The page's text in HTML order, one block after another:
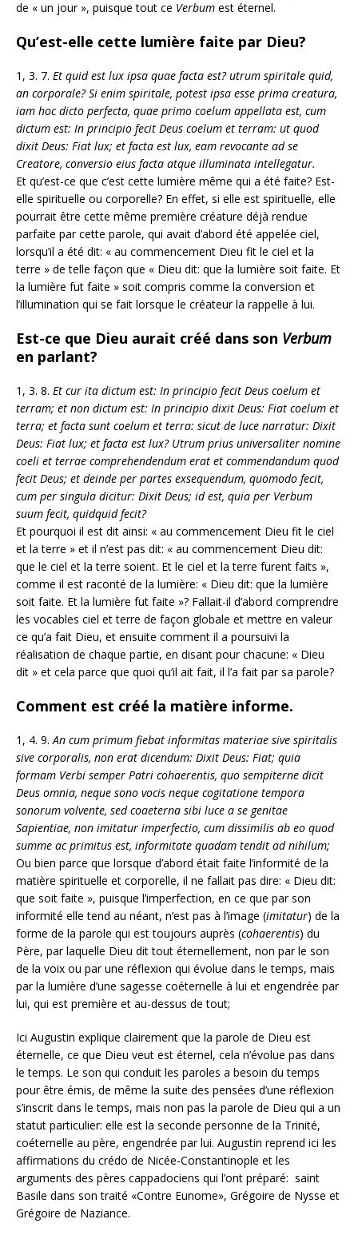
de « un jour », puisque tout ce Verbum est éternel.
Qu’est-elle cette lumière faite par Dieu?
1, 3. 7. Et quid est lux ipsa quae facta est? utrum spiritale quid,
an corporale? Si enim spiritale, potest ipsa esse prima creatura,
iam hoc dicto perfecta, quae primo coelum appellata est, cum
dictum est: In principio fecit Deus coelum et terram: ut quod
dixit Deus: Fiat lux; et facta est lux, eam revocante ad se
Creatore, conversio eius facta atque illuminata intellegatur.
Et qu’est-ce que c’est cette lumière même qui a été faite? Est-
elle spirituelle ou corporelle? En effet, si elle est spirituelle, elle
pourrait être cette même première créature déjà rendue
parfaite par cette parole, qui avait d’abord été appelée ciel,
lorsqu’il a été dit: « au commencement Dieu fit le ciel et la
terre » de telle façon que « Dieu dit: que la lumière soit faite. Et
la lumière fut faite » soit compris comme la conversion et
l’illumination qui se fait lorsque le créateur la rappelle à lui.
Est-ce que Dieu aurait créé dans son Verbum
en parlant?
1, 3. 8. Et cur ita dictum est: In principio fecit Deus coelum et
terram; et non dictum est: In principio dixit Deus: Fiat coelum et
terra; et facta sunt coelum et terra: sicut de luce narratur: Dixit
Deus: Fiat lux; et facta est lux? Utrum prius universaliter nomine
coeli et terrae comprehendendum erat et commendandum quod
fecit Deus; et deinde per partes exsequendum, quomodo fecit,
cum per singula dicitur: Dixit Deus; id est, quia per Verbum
suum fecit, quidquid fecit?
Et pourquoi il est dit ainsi: « au commencement Dieu fit le ciel
et la terre » et il n’est pas dit: « au commencement Dieu dit:
que le ciel et la terre soient. Et le ciel et la terre furent faits »,
comme il est raconté de la lumière: « Dieu dit: que la lumière
soit faite. Et la lumière fut faite »? Fallait-il d’abord comprendre
les vocables ciel et terre de façon globale et mettre en valeur
ce qu’a fait Dieu, et ensuite comment il a poursuivi la
réalisation de chaque partie, en disant pour chacune: « Dieu
dit » et cela parce que quoi qu’il ait fait, il l’a fait par sa parole?
Comment est créé la matière informe.
1, 4. 9.An cum primum fiebat informitas materiae sive spiritalis
sive corporalis, non erat dicendum: Dixit Deus: Fiat; quia
formam Verbi semper Patri cohaerentis, quo sempiterne dicit
Deus omnia, neque sono vocis neque cogitatione tempora
sonorum volvente, sed coaeterna sibi luce a se genitae
Sapientiae, non imitatur imperfectio, cum dissimilis ab eo quod
summe ac primitus est, informitate quadam tendit ad nihilum;
Ou bien parce que lorsque d’abord était faite l’informité de la
matière spirituelle et corporelle, il ne fallait pas dire: « Dieu dit:
que soit faite », puisque l’imperfection, en ce que par son
informité elle tend au néant, n’est pas à l’image (imitatur) de la
forme de la parole qui est toujours auprès (cohaerentis) du
Père, par laquelle Dieu dit tout éternellement, non par le son
de la voix ou par une réflexion qui évolue dans le temps, mais
par la lumière d’une sagesse coéternelle à lui et engendrée par
lui, qui est première et au-dessus de tout;
Ici Augustin explique clairement que la parole de Dieu est
éternelle, ce que Dieu veut est éternel, cela n’évolue pas dans
le temps. Le son qui conduit les paroles a besoin du temps
pour être émis, de même la suite des pensées d’une réflexion
s’inscrit dans le temps, mais non pas la parole de Dieu qui a un
statut particulier: elle est la seconde personne de la Trinité,
coéternelle au père, engendrée par lui. Augustin reprend ici les
affirmations du crédo de Nicée-Constantinople et les
arguments des pères cappadociens qui l’ont préparé: saint
Basile dans son traité «Contre Eunome», Grégoire de Nysse et
Grégoire de Naziance.